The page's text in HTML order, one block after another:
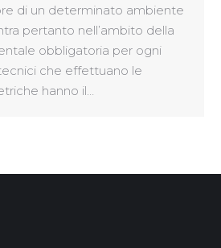
di un determinato ambiente
pertanto nell’ambito della
obbligatoria per ogni
che effettuano le
hanno il…